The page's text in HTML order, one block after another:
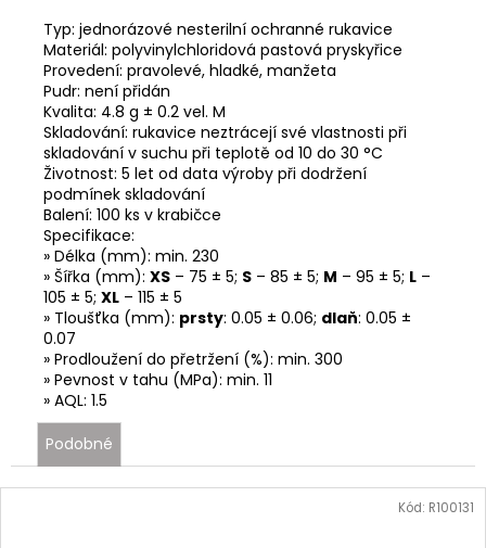
Typ: jednorázové nesterilní ochranné rukavice
Materiál: polyvinylchloridová pastová pryskyřice
Provedení: pravolevé, hladké, manžeta
Pudr: není přidán
Kvalita: 4.8 g ± 0.2 vel. M
Skladování: rukavice neztrácejí své vlastnosti při
skladování v suchu při teplotě od 10 do 30 °C
Životnost: 5 let od data výroby při dodržení
podmínek skladování
Balení: 100 ks v krabičce
Specifikace:
» Délka (mm): min. 230
» Šířka (mm): XS – 75 ± 5; S – 85 ± 5; M – 95 ± 5; L –
105 ± 5; XL – 115 ± 5
» Tloušťka (mm): prsty: 0.05 ± 0.06; dlaň: 0.05 ±
0.07
» Prodloužení do přetržení (%): min. 300
» Pevnost v tahu (MPa): min. 11
» AQL: 1.5
Podobné
Kód: R100131